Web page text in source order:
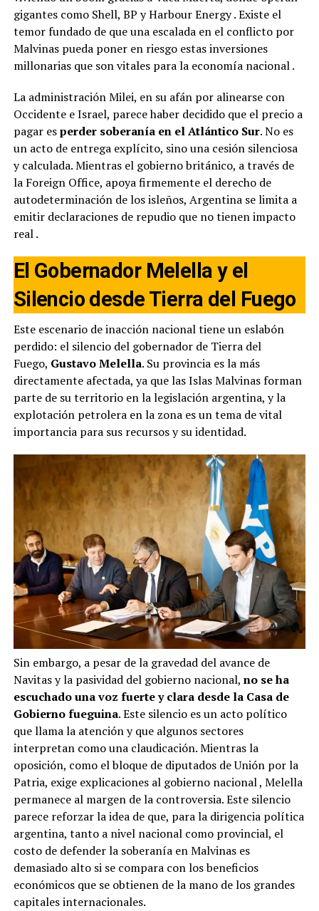
gigantes como Shell, BP y Harbour Energy. Existe el
temor fundado de que una escalada en el conflicto por
Malvinas pueda poner en riesgo estas inversiones
millonarias que son vitales para la economía nacional.
La administración Milei, en su afán por alinearse con
Occidente e Israel, parece haber decidido que el precio a
pagar esperder soberanía en el Atlántico Sur. No es
un acto de entrega explícito, sino una cesión silenciosa
y calculada. Mientras el gobierno británico, a través de
la Foreign Office, apoya firmemente el derecho de
autodeterminación de los isleños, Argentina se limita a
emitir declaraciones de repudio que no tienen impacto
real.
El Gobernador Melella y el
Silencio desde Tierra del Fuego
Este escenario de inacción nacional tiene un eslabón
perdido: el silencio del gobernador de Tierra del
Fuego, Gustavo Melella. Su provincia es la más
directamente afectada, ya que las Islas Malvinas forman
parte de su territorio en la legislación argentina, y la
explotación petrolera en la zona es un tema de vital
importancia para sus recursos y su identidad.
Sin embargo, a pesar de la gravedad del avance de
Navitas y la pasividad del gobierno nacional, no se ha
escuchado una voz fuerte y clara desde la Casa de
Gobierno fueguina. Este silencio es un acto político
que llama la atención y que algunos sectores
interpretan como una claudicación. Mientras la
oposición, como el bloque de diputados de Unión por la
Patria, exige explicaciones al gobierno nacional, Melella
permanece al margen de la controversia. Este silencio
parece reforzar la idea de que, para la dirigencia política
argentina, tanto a nivel nacional como provincial, el
costo de defender la soberanía en Malvinas es
demasiado alto si se compara con los beneficios
económicos que se obtienen de la mano de los grandes
capitales internacionales.